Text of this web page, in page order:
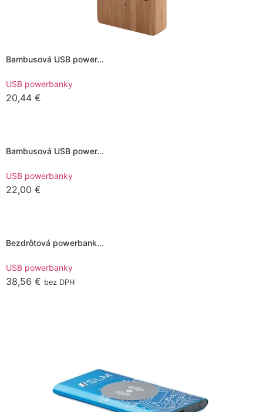
Bambusová USB power...
USB powerbanky
20,44 €
Bambusová USB power...
USB powerbanky
22,00 €
Bezdrôtová powerbank...
USB powerbanky
38,56 € bez DPH